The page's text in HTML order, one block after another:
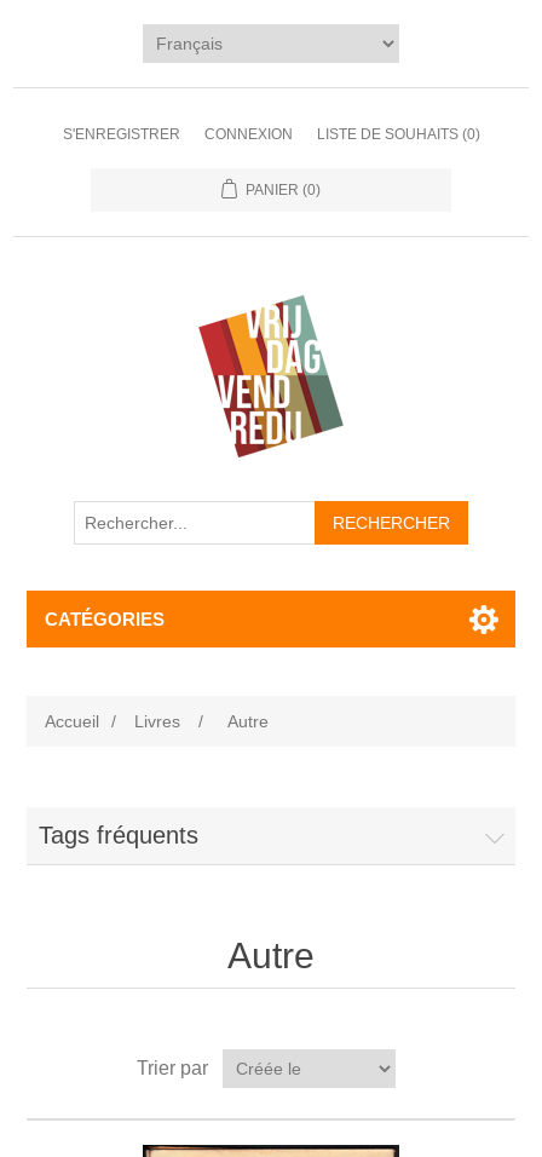
S'ENREGISTRER CONNEXION LISTE DE SOUHAITS (0)
PANIER (0)
CATÉGORIES
Accueil / Livres / Autre
Tags fréquents
Autre
Trier par